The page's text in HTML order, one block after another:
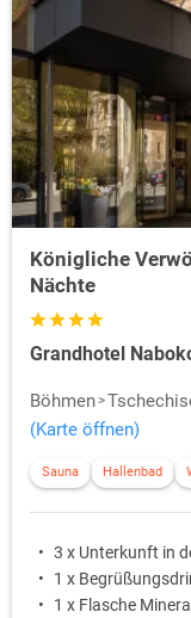
Königliche
Nächte
Grandhotel
Böhmen
(Karte öffnen)
Sauna Hallenbad
3 x Unterkunft in
1 x
1 x Flasche